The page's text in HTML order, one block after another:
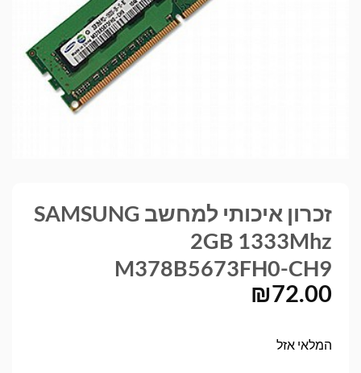
זכרון איכותי למחשב SAMSUNG
2GB 1333Mhz
M378B5673FH0-CH9
₪72.00
המלאי אזל